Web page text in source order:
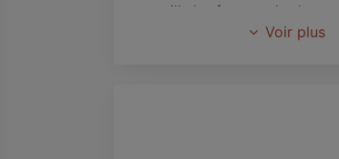
accueille les femmes, les
enfants. Nous vous proposons
Voir plus